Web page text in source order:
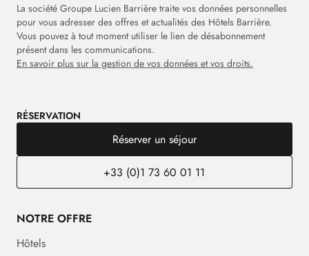
La société Groupe Lucien Barrière traite vos données personnelles
pour vous adresser des offres et actualités des Hôtels Barrière.
Vous pouvez à tout moment utiliser le lien de désabonnement
présent dans les communications.
En savoir plus sur la gestion de vos données et vos droits.
RÉSERVATION
Réserver un séjour
+33 (0)1 73 60 01 11
NOTRE OFFRE
Hôtels